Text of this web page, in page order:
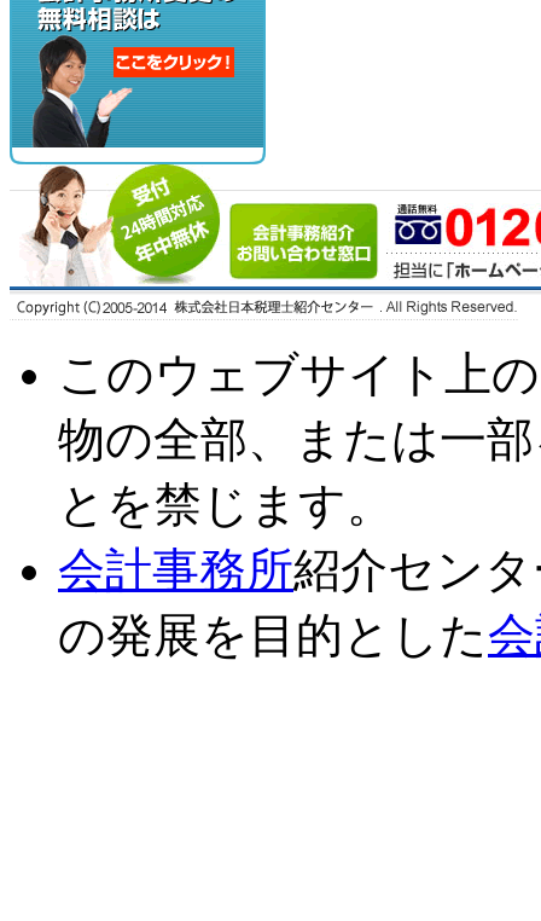
このウェブサイト上
物の全部、または一
とを禁じます。
会計事務所紹介セン
の発展を目的とした